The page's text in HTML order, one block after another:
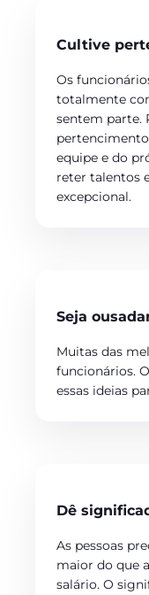
Cultive
Os
totalmente
sentem parte.
equipe e do
reter talentos
excepcional.
Seja
Muitas das
funcionários.
essas ideias
Dê
As pessoas
maior do que
salário. O